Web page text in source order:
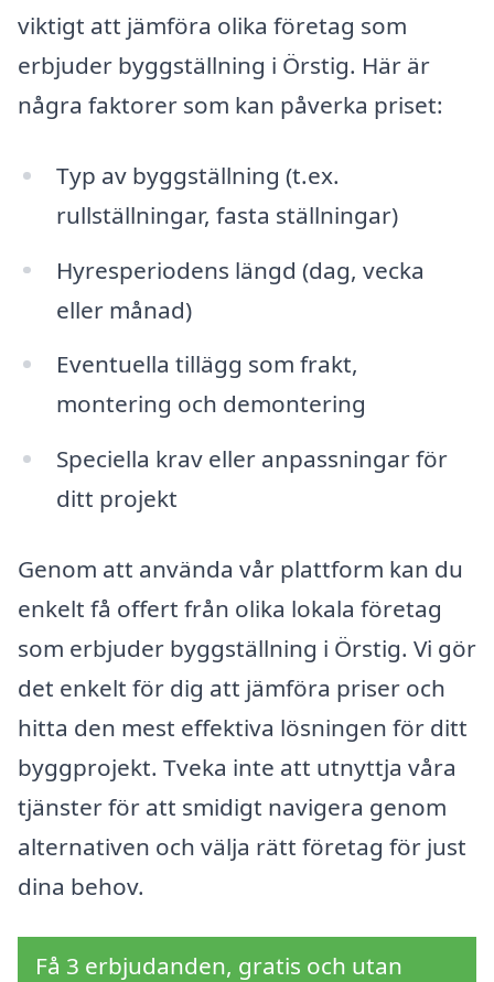
viktigt att jämföra olika företag som
erbjuder byggställning i Örstig. Här är
några faktorer som kan påverka priset:
Typ av byggställning (t.ex.
rullställningar, fasta ställningar)
Hyresperiodens längd (dag, vecka
eller månad)
Eventuella tillägg som frakt,
montering och demontering
Speciella krav eller anpassningar för
ditt projekt
Genom att använda vår plattform kan du
enkelt få offert från olika lokala företag
som erbjuder byggställning i Örstig. Vi gör
det enkelt för dig att jämföra priser och
hitta den mest effektiva lösningen för ditt
byggprojekt. Tveka inte att utnyttja våra
tjänster för att smidigt navigera genom
alternativen och välja rätt företag för just
dina behov.
Få 3 erbjudanden, gratis och utan